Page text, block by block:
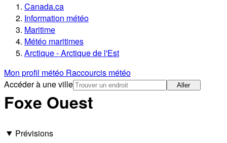
Canada.ca
Information météo
Maritime
Météo maritimes
Arctique - Arctique de l'Est
Mon profil météo Raccourcis météo
Accéder à une ville
Aller
Foxe Ouest
Prévisions